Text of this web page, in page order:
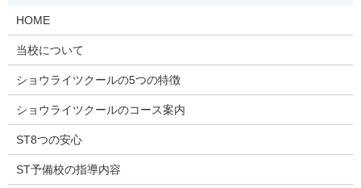
HOME
当校について
ショウライツクールの5つの特徴
ショウライツクールのコース案内
ST8つの安心
ST予備校の指導内容